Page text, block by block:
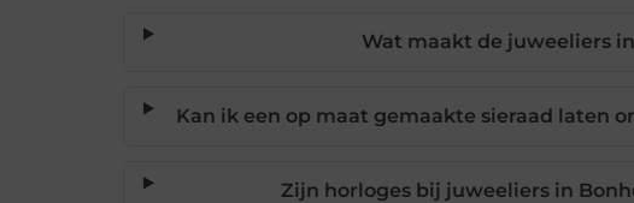
Wat maakt de juweeliers
Kan ik een op maat gemaakte sieraad laten
Zijn horloges bij juweeliers in